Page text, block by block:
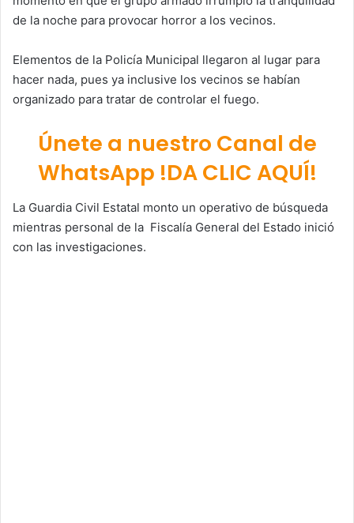
de la noche para provocar horror a los vecinos.
Elementos de la Policía Municipal llegaron al lugar para
hacer nada, pues ya inclusive los vecinos se habían
organizado para tratar de controlar el fuego.
Únete a nuestro Canal de
WhatsApp !DA CLIC AQUÍ!
La Guardia Civil Estatal monto un operativo de búsqueda
mientras personal de la Fiscalía General del Estado inició
con las investigaciones.